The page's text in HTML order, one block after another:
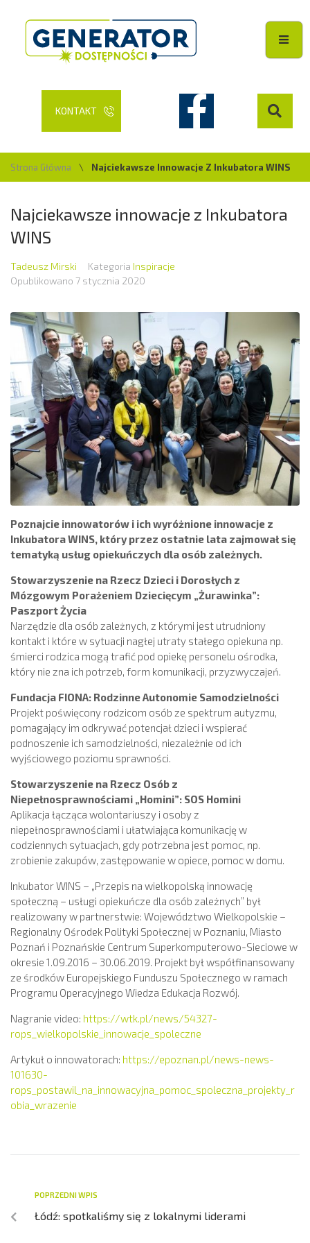
KONTAKT
Strona Główna \ Najciekawsze Innowacje Z Inkubatora WINS
Najciekawsze innowacje z Inkubatora
WINS
Tadeusz Mirski Kategoria Inspiracje
Opublikowano 7 stycznia 2020
Poznajcie innowatorów i ich wyróżnione innowacje z
Inkubatora WINS, który przez ostatnie lata zajmował się
tematyką usług opiekuńczych dla osób zależnych.
Stowarzyszenie na Rzecz Dzieci i Dorosłych z
Mózgowym Porażeniem Dziecięcym „Żurawinka”:
Paszport Życia
Narzędzie dla osób zależnych, z którymi jest utrudniony
kontakt i które w sytuacji nagłej utraty stałego opiekuna np.
śmierci rodzica mogą trafić pod opiekę personelu ośrodka,
który nie zna ich potrzeb, form komunikacji, przyzwyczajeń.
Fundacja FIONA: Rodzinne Autonomie Samodzielności
Projekt poświęcony rodzicom osób ze spektrum autyzmu,
pomagający im odkrywać potencjał dzieci i wspierać
podnoszenie ich samodzielności, niezależnie od ich
wyjściowego poziomu sprawności.
Stowarzyszenie na Rzecz Osób z
Niepełnosprawnościami „Homini”: SOS Homini
Aplikacja łącząca wolontariuszy i osoby z
niepełnosprawnościami i ułatwiająca komunikację w
codziennych sytuacjach, gdy potrzebna jest pomoc, np.
zrobienie zakupów, zastępowanie w opiece, pomoc w domu.
Inkubator WINS – „Przepis na wielkopolską innowację
społeczną – usługi opiekuńcze dla osób zależnych” był
realizowany w partnerstwie: Województwo Wielkopolskie –
Regionalny Ośrodek Polityki Społecznej w Poznaniu, Miasto
Poznań i Poznańskie Centrum Superkomputerowo-Sieciowe w
okresie 1.09.2016 – 30.06.2019. Projekt był współfinansowany
ze środków Europejskiego Funduszu Społecznego w ramach
Programu Operacyjnego Wiedza Edukacja Rozwój.
Nagranie video: https://wtk.pl/news/54327-
rops_wielkopolskie_innowacje_spoleczne
Artykuł o innowatorach: https://epoznan.pl/news-news-
101630-
rops_postawil_na_innowacyjna_pomoc_spoleczna_projekty_r
obia_wrazenie
POPRZEDNI WPIS
Łódź: spotkaliśmy się z lokalnymi liderami